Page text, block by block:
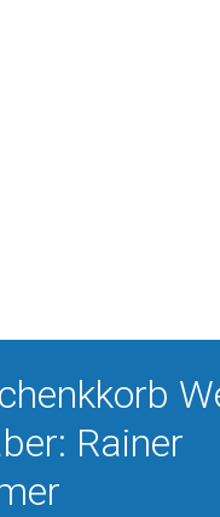
Rainer